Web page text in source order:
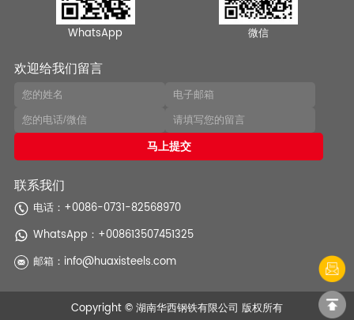
WhatsApp 微信
欢迎给我们留言
联系我们
电话：+0086-0731-82568970
WhatsApp： +008613507451325
邮箱： info@huaxisteels.com
Copyright © 湖南华西钢铁有限公司 版权所有